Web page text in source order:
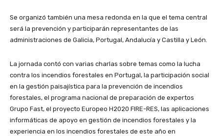
Se organizó también una mesa redonda en la que el tema central
será la prevención y participarán representantes de las
administraciones de Galicia, Portugal, Andalucía y Castilla y León.
La jornada contó con varias charlas sobre temas como la lucha
contra los incendios forestales en Portugal, la participación social
en la gestión paisajística para la prevención de incendios
forestales, el programa nacional de preparación de expertos
Grupo Fast, el proyecto Europeo H2020 FIRE-RES, las aplicaciones
informáticas de apoyo en gestión de incendios forestales y la
experiencia en los incendios forestales de este año en